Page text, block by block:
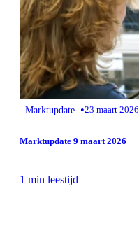
Marktupdate •23 maart 2026
Marktupdate 9 maart 2026
1 min leestijd